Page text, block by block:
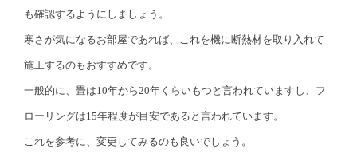
も確認するようにしましょう。
寒さが気になるお部屋であれば、これを機に断熱材を取り入れて
施工するのもおすすめです。
一般的に、畳は10年から20年くらいもつと言われていますし、フ
ローリングは15年程度が目安であると言われています。
これを参考に、変更してみるのも良いでしょう。